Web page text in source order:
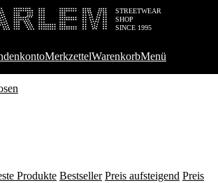
STREETWEAR
SHOP
SINCE 1995
MerkzettelWarenkorbMenü
Produkte Bestseller Preis aufsteigend Preis